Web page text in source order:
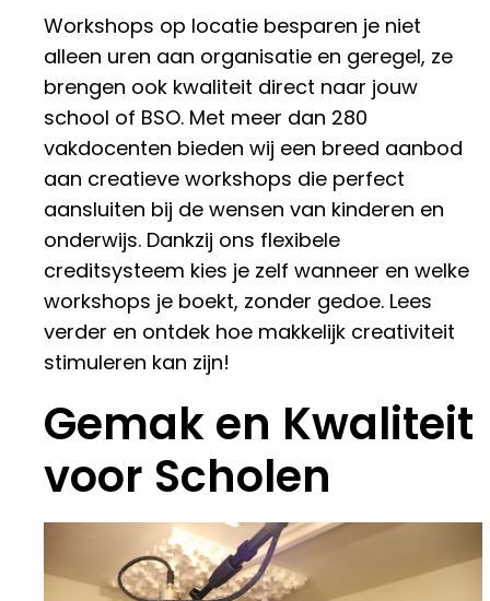
Workshops op locatie besparen je niet
alleen uren aan organisatie en geregel, ze
brengen ook kwaliteit direct naar jouw
school of BSO. Met meer dan 280
vakdocenten bieden wij een breed aanbod
aan creatieve workshops die perfect
aansluiten bij de wensen van kinderen en
onderwijs. Dankzij ons flexibele
creditsysteem kies je zelf wanneer en welke
workshops je boekt, zonder gedoe. Lees
verder en ontdek hoe makkelijk creativiteit
stimuleren kan zijn!
Gemak en Kwaliteit
voor Scholen